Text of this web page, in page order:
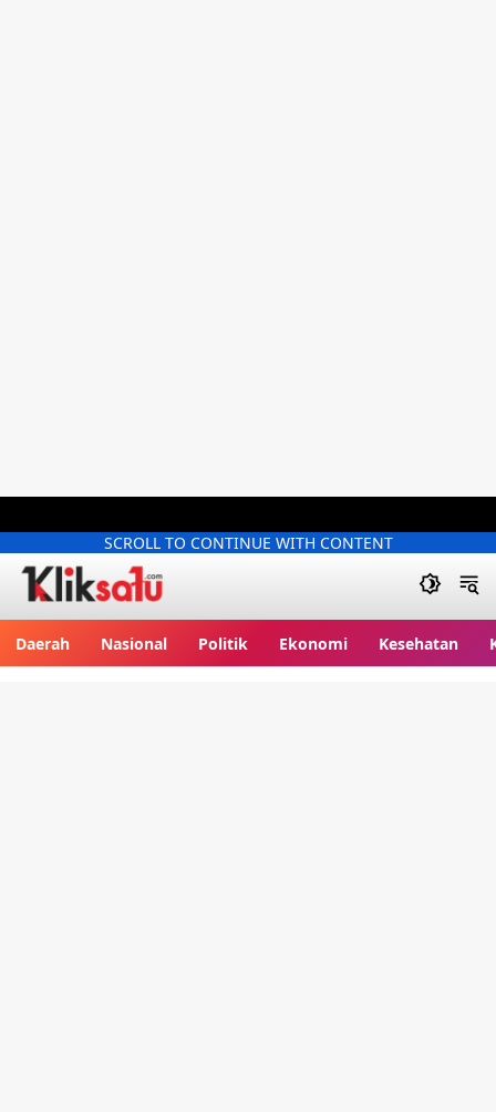
SCROLL TO CONTINUE WITH CONTENT
Daerah Nasional Politik Ekonomi Kesehatan